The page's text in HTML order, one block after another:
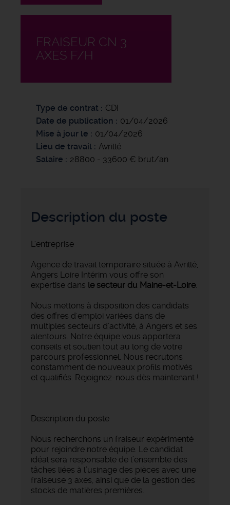
FRAISEUR CN 3
AXES F/H
Type de contrat
CDI
Date de publication
01/04/2026
Mise à jour le
01/04/2026
Lieu de travail
Avrillé
Salaire
28800 - 33600 € brut/an
Description du poste
L'entreprise
Agence de travail temporaire située à Avrillé,
Angers Loire Intérim vous offre son
expertise dans le secteur du Maine-et-Loire.
Nous mettons à disposition des candidats
des offres d'emploi variées dans de
multiples secteurs d'activité, à Angers et ses
alentours. Notre équipe vous apportera
conseils et soutien tout au long de votre
parcours professionnel. Nous recrutons
constamment de nouveaux profils motivés
et qualifiés. Rejoignez-nous dès maintenant !
Description du poste
Nous recherchons un fraiseur expérimenté
pour rejoindre notre équipe. Le candidat
idéal sera responsable de l’ensemble des
tâches liées à l’usinage des pièces avec une
fraiseuse 3 axes, ainsi que de la gestion des
stocks de matières premières.